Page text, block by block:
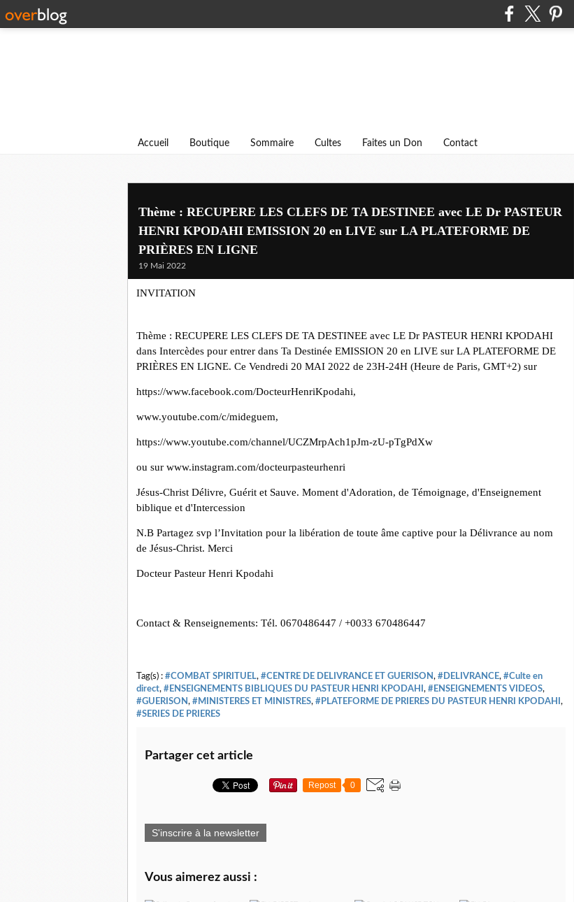
Accueil Boutique Sommaire Cultes Faites un Don Contact
Thème : RECUPERE LES CLEFS DE TA DESTINEE avec LE Dr PASTEUR
HENRI KPODAHI EMISSION 20 en LIVE sur LA PLATEFORME DE
PRIÈRES EN LIGNE
19 Mai 2022
INVITATION
Thème : RECUPERE LES CLEFS DE TA DESTINEE avec LE Dr PASTEUR HENRI KPODAHI
dans Intercèdes pour entrer dans Ta Destinée EMISSION 20 en LIVE sur LA PLATEFORME DE
PRIÈRES EN LIGNE. Ce Vendredi 20 MAI 2022 de 23H-24H (Heure de Paris, GMT+2) sur
https://www.facebook.com/DocteurHenriKpodahi,
www.youtube.com/c/mideguem,
https://www.youtube.com/channel/UCZMrpAch1pJm-zU-pTgPdXw
ou sur www.instagram.com/docteurpasteurhenri
Jésus-Christ Délivre, Guérit et Sauve. Moment d'Adoration, de Témoignage, d'Enseignement
biblique et d'Intercession
N.B Partagez svp l’Invitation pour la libération de toute âme captive pour la Délivrance au nom
de Jésus-Christ. Merci
Docteur Pasteur Henri Kpodahi
Contact & Renseignements: Tél. 0670486447 / +0033 670486447
Tag(s) : #COMBAT SPIRITUEL, #CENTRE DE DELIVRANCE ET GUERISON, #DELIVRANCE, #Culte en
direct, #ENSEIGNEMENTS BIBLIQUES DU PASTEUR HENRI KPODAHI , #ENSEIGNEMENTS VIDEOS,
#GUERISON, #MINISTERES ET MINISTRES, #PLATEFORME DE PRIERES DU PASTEUR HENRI KPODAHI ,
#SERIES DE PRIERES
Partager cet article
Repost 0
S'inscrire à la newsletter
Vous aimerez aussi :